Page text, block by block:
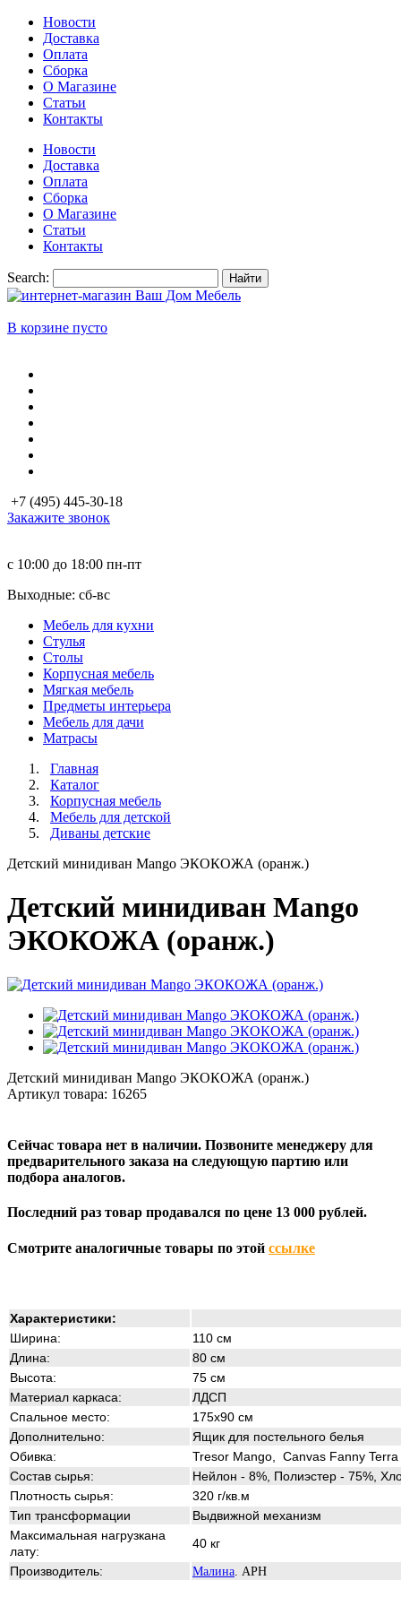
Новости
Доставка
Оплата
Сборка
О Магазине
Статьи
Контакты
Новости
Доставка
Оплата
Сборка
О Магазине
Статьи
Контакты
Search: Найти
В корзине пусто
+7 (495) 445-30-18
Закажите звонок
с 10:00 до 18:00 пн-пт
Выходные: сб-вc
Мебель для кухни
Стулья
Столы
Корпусная мебель
Мягкая мебель
Предметы интерьера
Мебель для дачи
Матраcы
Главная
Каталог
Корпусная мебель
Мебель для детской
Диваны детские
Детский минидиван Mango ЭКОКОЖА (оранж.)
Детский минидиван Mango
ЭКОКОЖА (оранж.)
Детский минидиван Mango ЭКОКОЖА (оранж.)
Артикул товара: 16265
Сейчас товара нет в наличии. Позвоните менеджеру для
предварительного заказа на следующую партию или
подбора аналогов.
Последний раз товар продавался по цене 13 000 рублей.
Смотрите аналогичные товары по этой ссылке
Характеристики:
Ширина:
110 см
Длина:
80 см
Высота:
75 см
Материал каркаса:
ЛДСП
Спальное место:
175x90 см
Дополнительно:
Ящик для постельного белья
Обивка:
Tresor Mango, Canvas Fanny Terra
Состав сырья:
Нейлон - 8%, Полиэстер - 75%,
Плотность сырья:
320 г/кв.м
Тип трансформации
Выдвижной механизм
Максимальная нагрузкана
лату:
40 кг
Производитель:
Малина . АРН